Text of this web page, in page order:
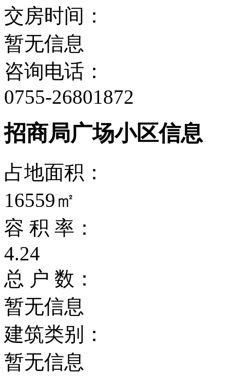
交房时间：
暂无信息
咨询电话：
0755-26801872
招商局广场小区信息
占地面积：
16559㎡
容 积 率：
4.24
总 户 数：
暂无信息
建筑类别：
暂无信息